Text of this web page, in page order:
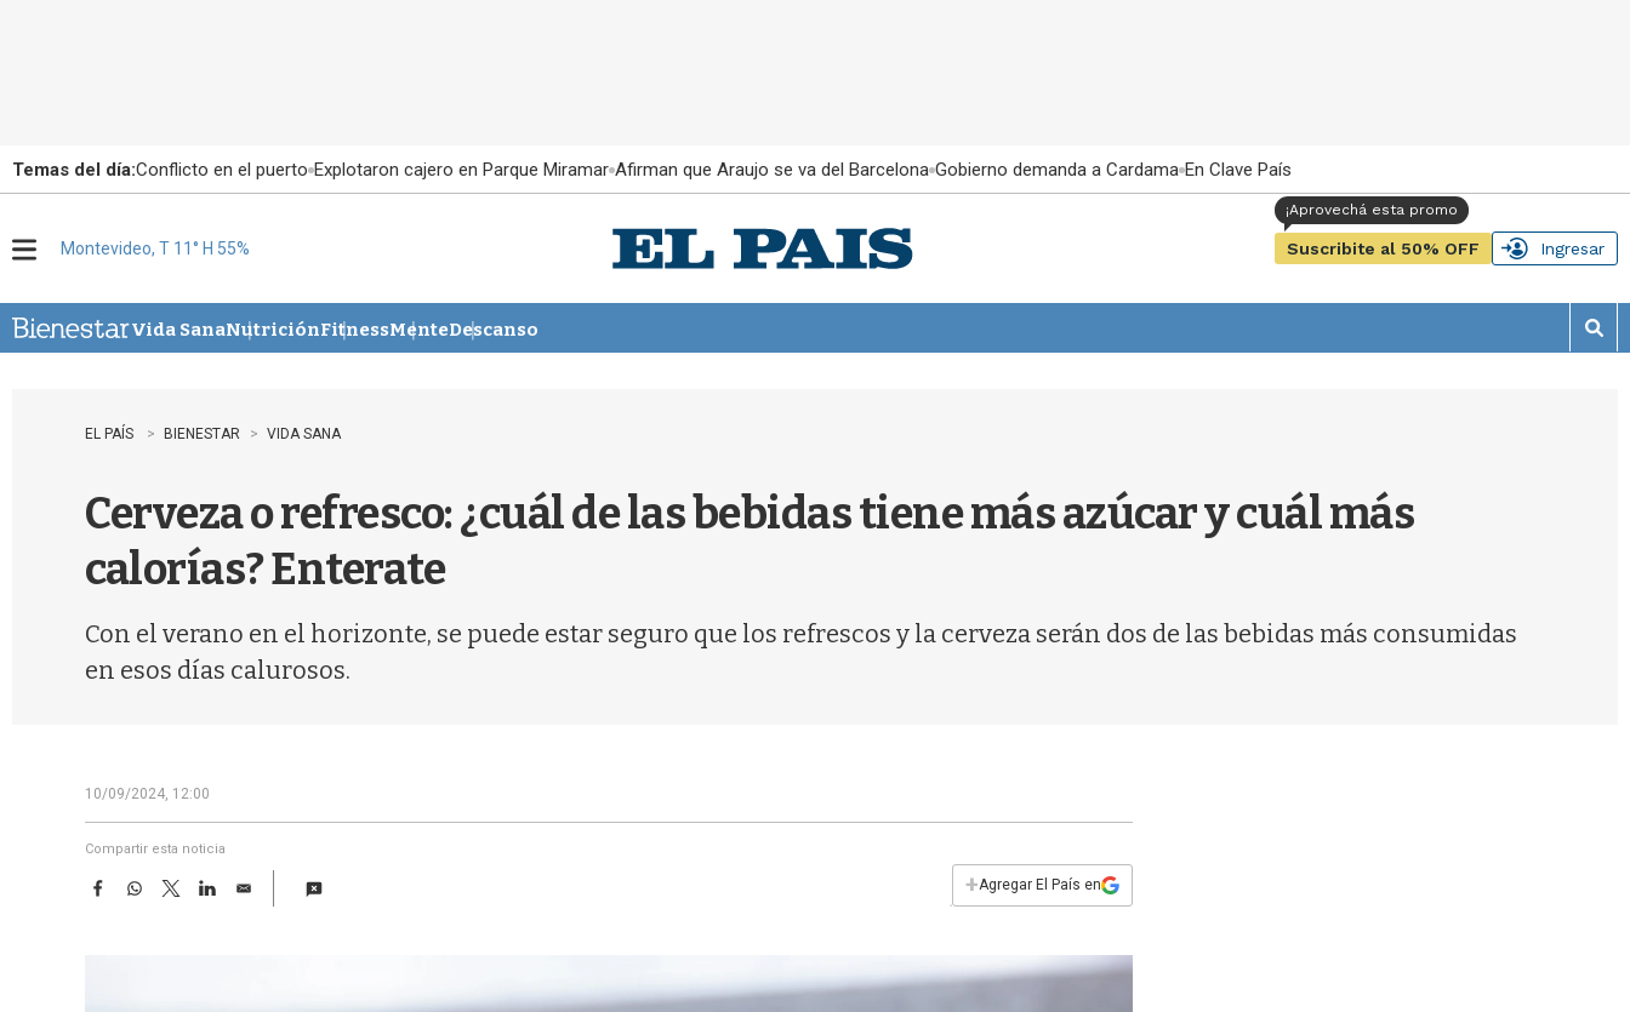
Temas del día:Conflicto en el puerto Explotaron cajero en Parque Miramar Afirman que Araujo se va del Barcelona Gobierno demanda a Cardama En Clave País
u
Montevideo, T 11° H 55% Suscribite al 50% OFF Ingresar
Vida SanaNutriciónFitnessMenteDescanso
M
o
EL PAÍS BIENESTAR VIDA SANA
Cerveza o refresco: ¿cuál de las bebidas tiene más azúcar y cuál más
calorías? Enterate
Con el verano en el horizonte, se puede estar seguro que los refrescos y la cerveza serán dos de las bebidas más consumidas
en esos días calurosos.
10/09/2024, 12:00
Compartir esta noticia
F
W
T
w
L
E
+Agregar El País en